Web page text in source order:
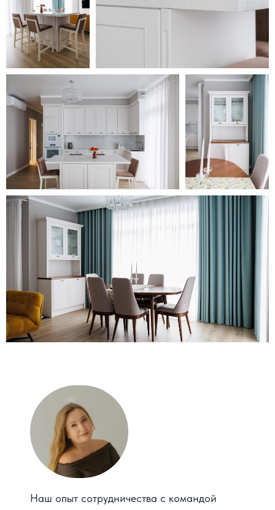
Наш опыт сотрудничества с командой
Смотреть все проекты
КАЖДЫЙ ПРОЕКТ
НАЧИНАЕТСЯ
С РАЗГОВОРА